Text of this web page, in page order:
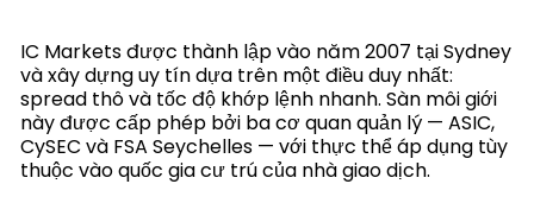
IC Markets được thành lập vào năm 2007 tại Sydney
và xây dựng uy tín dựa trên một điều duy nhất:
spread thô và tốc độ khớp lệnh nhanh. Sàn môi giới
này được cấp phép bởi ba cơ quan quản lý — ASIC,
CySEC và FSA Seychelles — với thực thể áp dụng tùy
thuộc vào quốc gia cư trú của nhà giao dịch.